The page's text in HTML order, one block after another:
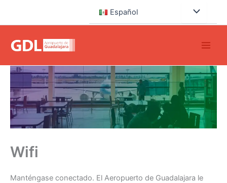
Español
Wifi
Manténgase conectado. El Aeropuerto de Guadalajara le